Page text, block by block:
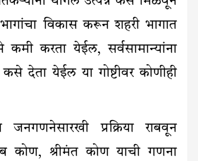
विकास करून शहरी भागात
कमी करता येईल, सर्वसामान्यांना
देता येईल या गोष्टीवर कोणीही
जनगणनेसारखी प्रक्रिया राबवून
कोण, श्रीमंत कोण याची गणना